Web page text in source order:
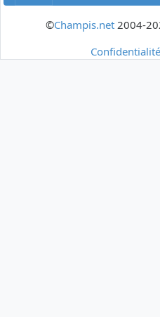
©Champis.net2004-
Confidentialité